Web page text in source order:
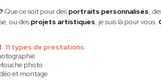
Que ce soit pour des portraits personnalisés,
ou des projets artistiques, je suis là pour vous.
11 types de prestations
photo
et montage